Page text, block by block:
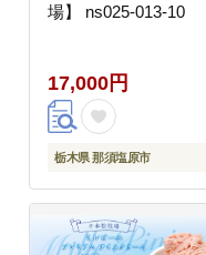
場】 ns025-013-10
17,000円
栃木県 那須塩原市